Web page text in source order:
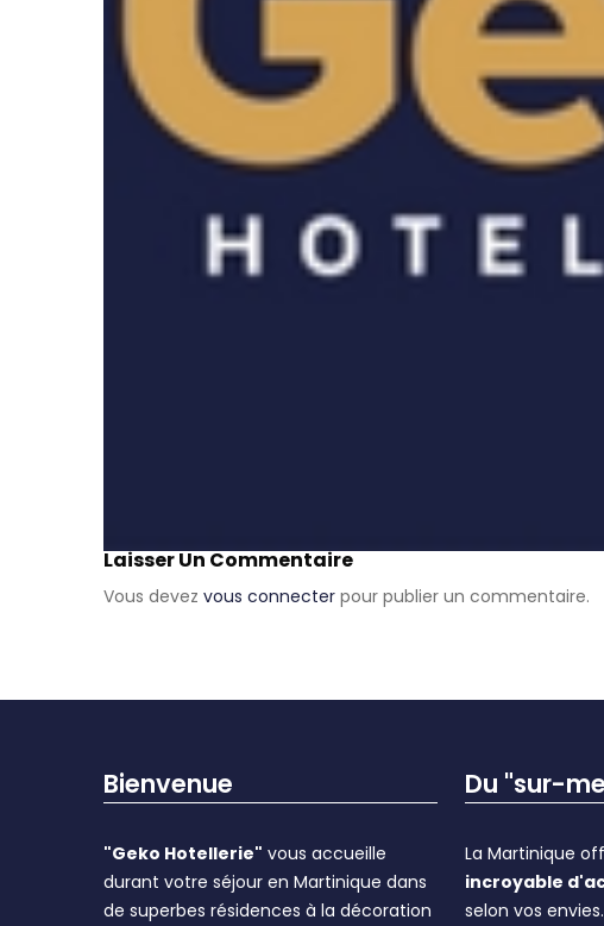
Laisser Un Commentaire
Vous devez vous connecter pour publier un commentaire.
Bienvenue
"Geko Hotellerie" vous accueille
durant votre séjour en Martinique dans
de superbes résidences à la décoration
Du "sur-
La Martinique
incroyable
selon vos envies.